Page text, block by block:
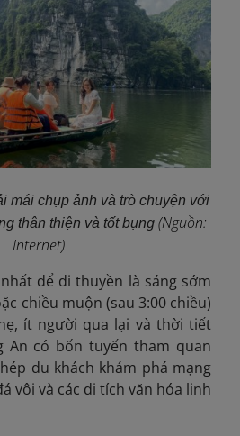
mái chụp ảnh và trò chuyện với
thân thiện và tốt bụng (Nguồn:
Internet)
để đi thuyền là sáng sớm
chiều muộn (sau 3:00 chiều)
ít người qua lại và thời tiết
An có bốn tuyến tham quan
du khách khám phá mạng
vôi và các di tích văn hóa linh